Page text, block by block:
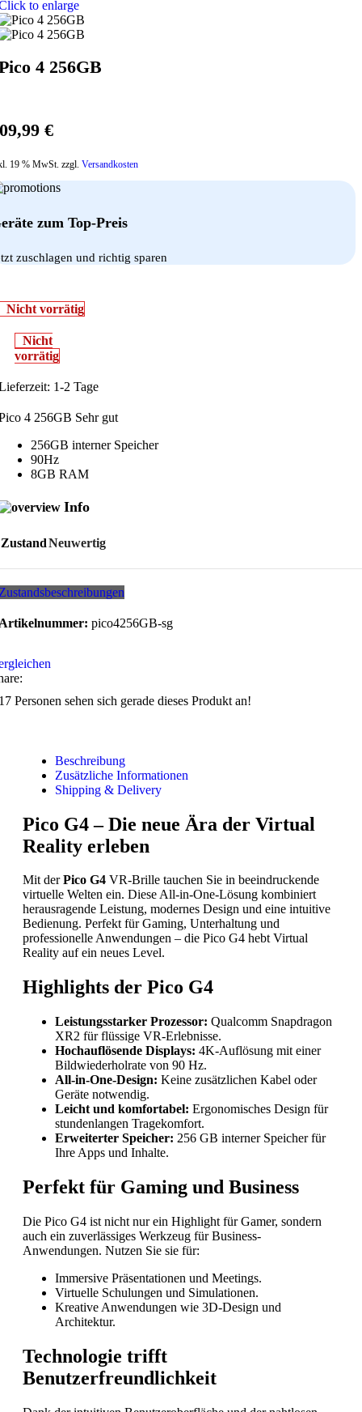
to enlarge
4 256GB
€
19 % MwSt. zzgl. Versandkosten
zum Top-Preis
zuschlagen und richtig sparen
Nicht vorrätig
Nicht
vorrätig
1-2 Tage
4 256GB Sehr gut
256GB interner Speicher
90Hz
8GB RAM
Info
ZustandNeuwertig
pico4256GB-sg
Personen sehen sich gerade dieses Produkt an!
Beschreibung
Zusätzliche Informationen
Shipping & Delivery
Pico G4 – Die neue Ära der Virtual
Reality erleben
Mit derPico G4 VR-Brille tauchen Sie in beeindruckende
virtuelle Welten ein. Diese All-in-One-Lösung kombiniert
herausragende Leistung, modernes Design und eine intuitive
Bedienung. Perfekt für Gaming, Unterhaltung und
professionelle Anwendungen – die Pico G4 hebt Virtual
Reality auf ein neues Level.
Highlights der Pico G4
Leistungsstarker Prozessor: Qualcomm Snapdragon
XR2 für flüssige VR-Erlebnisse.
Hochauflösende Displays: 4K-Auflösung mit einer
Bildwiederholrate von 90 Hz.
All-in-One-Design: Keine zusätzlichen Kabel oder
Geräte notwendig.
Leicht und komfortabel: Ergonomisches Design für
stundenlangen Tragekomfort.
Erweiterter Speicher: 256 GB interner Speicher für
Ihre Apps und Inhalte.
Perfekt für Gaming und Business
Die Pico G4 ist nicht nur ein Highlight für Gamer, sondern
auch ein zuverlässiges Werkzeug für Business-
Anwendungen. Nutzen Sie sie für:
Immersive Präsentationen und Meetings.
Virtuelle Schulungen und Simulationen.
Kreative Anwendungen wie 3D-Design und
Architektur.
Technologie trifft
Benutzerfreundlichkeit